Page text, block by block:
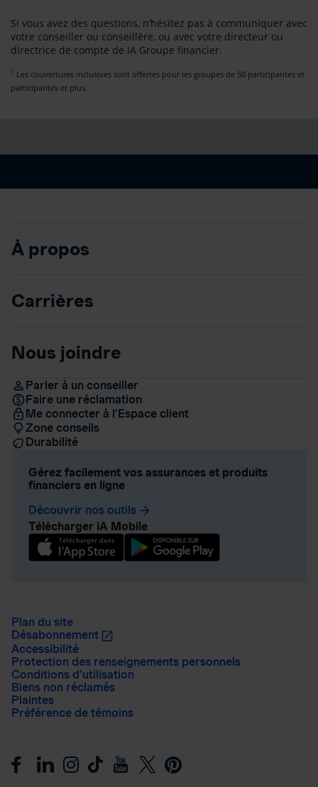
Si vous avez des questions, n’hésitez pas à communiquer avec
votre conseiller ou conseillère, ou avec votre directeur ou
directrice de compte de iA Groupe financier.
1 Les couvertures inclusives sont offertes pour les groupes de 50 participantes et
participantes et plus.
À propos
Carrières
Nous joindre
Parler à un conseiller
Faire une réclamation
Me connecter à l’Espace client
Zone conseils
Durabilité
Gérez facilement vos assurances et produits
financiers en ligne
Découvrir nos outils arrow_forward
Télécharger iA Mobile
Plan du site
Désabonnement
Accessibilité
Protection des renseignements personnels
Conditions d’utilisation
Biens non réclamés
Plaintes
Préférence de témoins